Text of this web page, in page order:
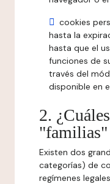
cookies
hasta la
hasta que el
funciones de
través del
disponible en
2.
"familias"
Existen dos
categorías) de
regímenes